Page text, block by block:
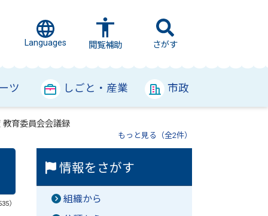
Languages 閲覧補助 さがす
ツ しごと・産業 市政
教育委員会会議録
もっと見る（全2件）
）
情報をさがす
組織から